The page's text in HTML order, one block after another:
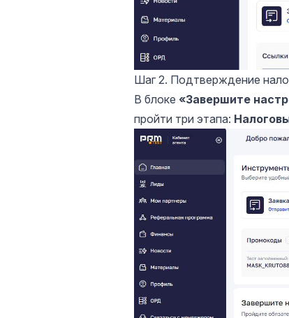
Шаг 2. Подтверждение
В блоке «Завершите
пройти три этапа: